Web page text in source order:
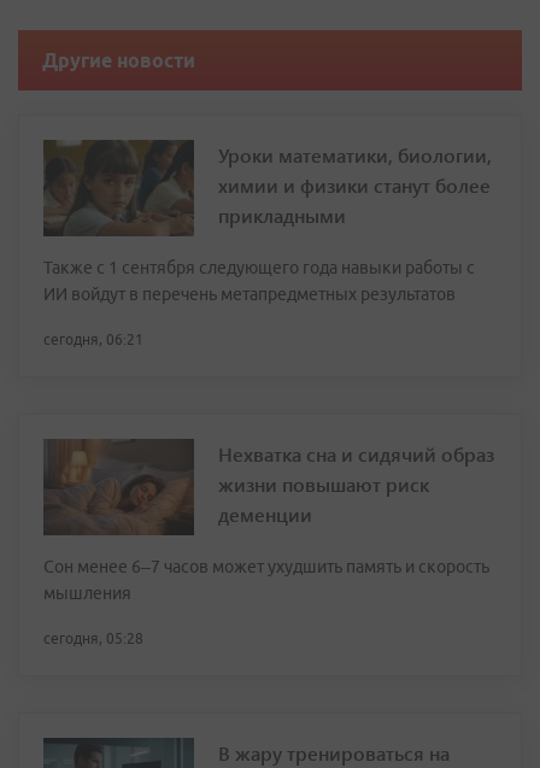
Другие новости
Уроки математики, биологии,
химии и физики станут более
прикладными
Также с 1 сентября следующего года навыки работы с
ИИ войдут в перечень метапредметных результатов
сегодня, 06:21
Нехватка сна и сидячий образ
жизни повышают риск
деменции
Сон менее 6–7 часов может ухудшить память и скорость
мышления
сегодня, 05:28
В жару тренироваться на